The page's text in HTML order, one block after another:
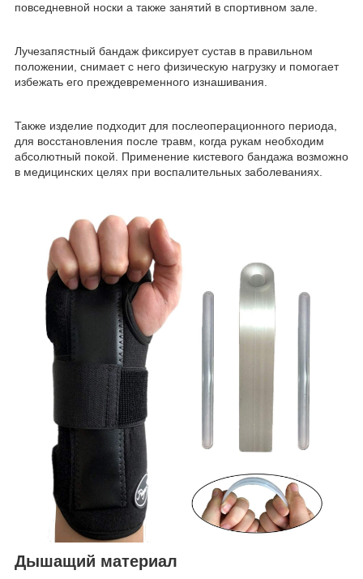
повседневной носки а также занятий в спортивном зале.
Лучезапястный бандаж фиксирует сустав в правильном
положении, снимает с него физическую нагрузку и помогает
избежать его преждевременного изнашивания.
Также изделие подходит для послеоперационного периода,
для восстановления после травм, когда рукам необходим
абсолютный покой. Применение кистевого бандажа возможно
в медицинских целях при воспалительных заболеваниях.
Дышащий материал